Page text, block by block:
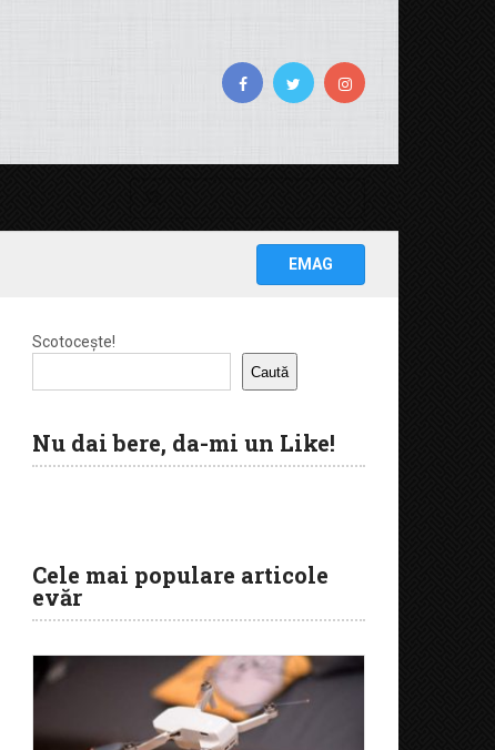
EMAG
Scotocește!
Caută
Nu dai bere, da-mi un Like!
Cele mai populare articole
evăr